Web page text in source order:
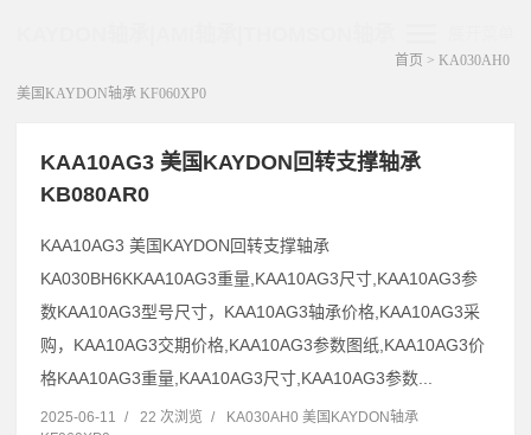
首页 > KA030AH0
美国KAYDON轴承 KF060XP0
KAA10AG3 美国KAYDON回转支撑轴承
KB080AR0
KAA10AG3 美国KAYDON回转支撑轴承
KA030BH6KKAA10AG3重量,KAA10AG3尺寸,KAA10AG3参
数KAA10AG3型号尺寸，KAA10AG3轴承价格,KAA10AG3采
购，KAA10AG3交期价格,KAA10AG3参数图纸,KAA10AG3价
格KAA10AG3重量,KAA10AG3尺寸,KAA10AG3参数...
2025-06-11 / 22 次浏览 /
KA030AH0 美国KAYDON轴承